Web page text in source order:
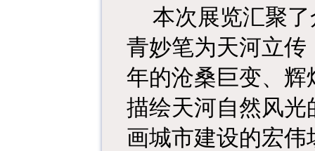
本次展览汇聚
青妙笔为天河立传
年的沧桑巨变、
描绘天河自然风
画城市建设的宏